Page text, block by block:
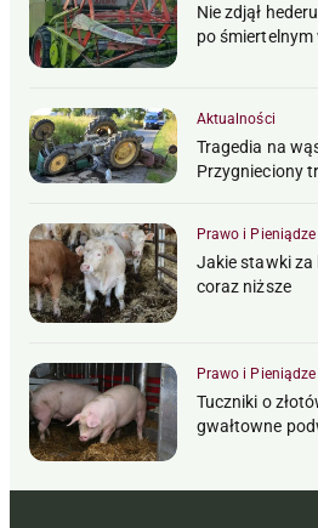
Nie zdjął
po śmiertelnym
Aktualności
Tragedia na
Przygnieciony
Prawo i Pieniądze
Jakie stawki za
coraz niższe
Prawo i Pieniądze
Tuczniki o
gwałtowne